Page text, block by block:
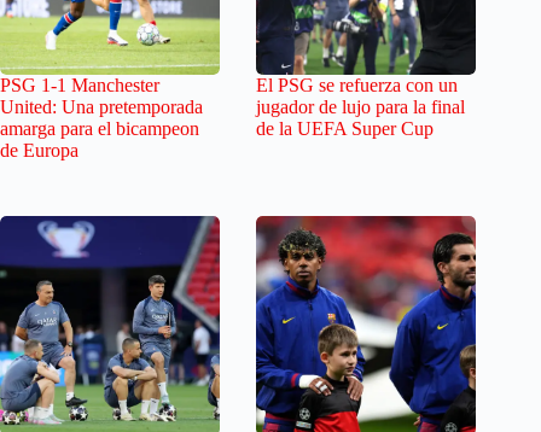
PSG 1-1 Manchester
United: Una pretemporada
amarga para el bicampeon
de Europa
El PSG se refuerza con un
jugador de lujo para la final
de la UEFA Super Cup